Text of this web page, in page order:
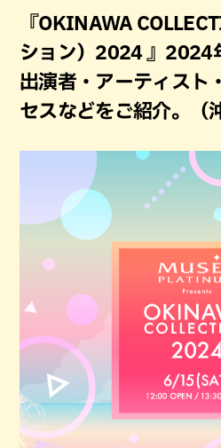
『OKINAWA
ション）2024 』2024
出演者・アーティスト
セスなどをご紹介。（